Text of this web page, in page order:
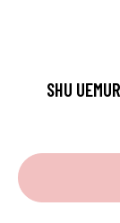
SHU